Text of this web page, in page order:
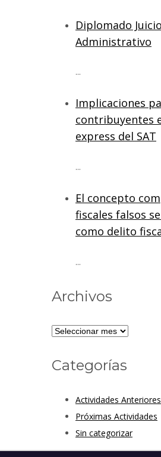
Diplomado
Administrativo
...
Implicaciones
contribuyentes
express del SAT
...
El concepto
fiscales falsos
como delito
...
Archivos
Categorías
Actividades Anteriores
Próximas Actividades
Sin categorizar